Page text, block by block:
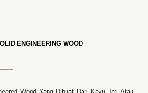
ENGINEERING WOOD
Wood Yang Dibuat Dari Kayu Jati Atau